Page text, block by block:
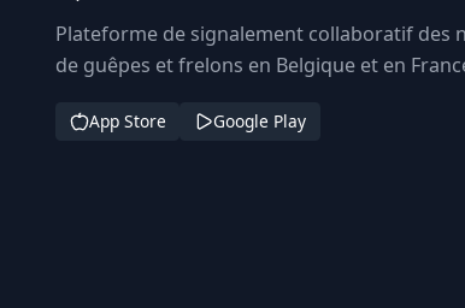
Plateforme de signalement collaboratif des
de guêpes et frelons en Belgique et en
App Store Google Play